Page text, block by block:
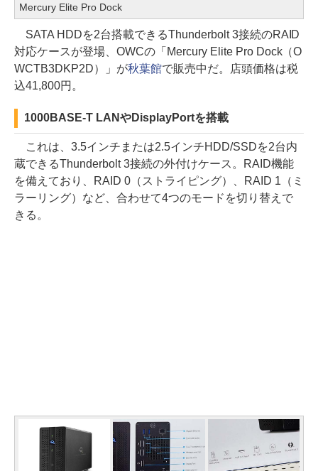
Mercury Elite Pro Dock
SATA HDDを2台搭載できるThunderbolt 3接続のRAID
対応ケースが登場、OWCの「Mercury Elite Pro Dock（O
WCTB3DKP2D）」が秋葉館で販売中だ。店頭価格は税
込41,800円。
1000BASE-T LANやDisplayPortを搭載
これは、3.5インチまたは2.5インチHDD/SSDを2台内
蔵できるThunderbolt 3接続の外付けケース。RAID機能
を備えており、RAID 0（ストライピング）、RAID 1（ミ
ラーリング）など、合わせて4つのモードを切り替えで
きる。